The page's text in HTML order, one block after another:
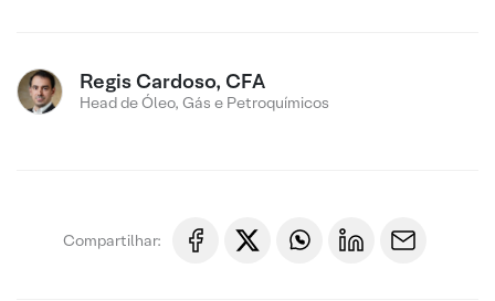
Regis Cardoso, CFA
Head de Óleo, Gás e Petroquímicos
Compartilhar: